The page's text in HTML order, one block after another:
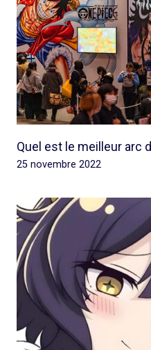
Quel est le meilleur arc
25 novembre 2022